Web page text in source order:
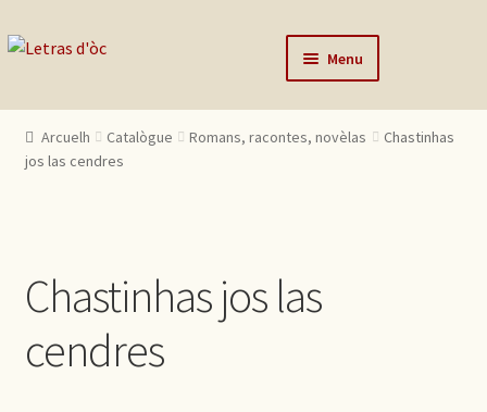
Skip to navigation
Skip to content Menu
Catalògue
Lo editor
Mon compte
Arcuelh Catalògue Romans, racontes, novèlas
Chastinhas
jos las cendres
Chastinhas jos las
cendres